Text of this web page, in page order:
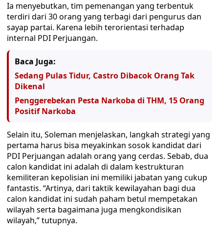
Ia menyebutkan, tim pemenangan yang terbentuk
terdiri dari 30 orang yang terbagi dari pengurus dan
sayap partai. Karena lebih terorientasi terhadap
internal PDI Perjuangan.
Baca Juga:
Sedang Pulas Tidur, Castro Dibacok Orang Tak
Dikenal
Penggerebekan Pesta Narkoba di THM, 15 Orang
Positif Narkoba
Selain itu, Soleman menjelaskan, langkah strategi yang
pertama harus bisa meyakinkan sosok kandidat dari
PDI Perjuangan adalah orang yang cerdas. Sebab, dua
calon kandidat ini adalah di dalam kestrukturan
kemiliteran kepolisian ini memiliki jabatan yang cukup
fantastis. “Artinya, dari taktik kewilayahan bagi dua
calon kandidat ini sudah paham betul mempetakan
wilayah serta bagaimana juga mengkondisikan
wilayah,” tutupnya.